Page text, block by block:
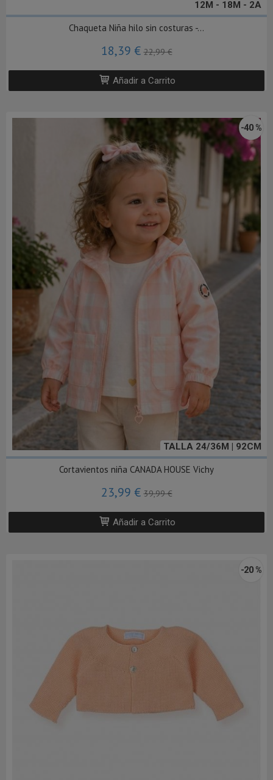
12M - 18M - 2A
Chaqueta Niña hilo sin costuras -...
18,39 €22,99 €
Añadir a Carrito
TALLA 24/36M | 92CM
-40 %
Cortavientos niña CANADA HOUSE Vichy
23,99 €39,99 €
Añadir a Carrito
-20 %